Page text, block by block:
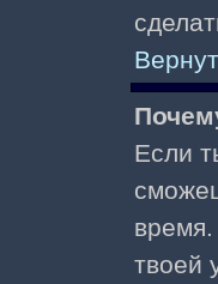
Если
время.
твоей